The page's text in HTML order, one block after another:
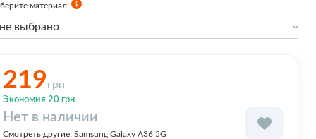
материал:
не выбрано
Premium
Premium with MagSafe
219грн
Экономия 20 грн
Нет в наличии
Смотреть другие: Samsung Galaxy A36 5G